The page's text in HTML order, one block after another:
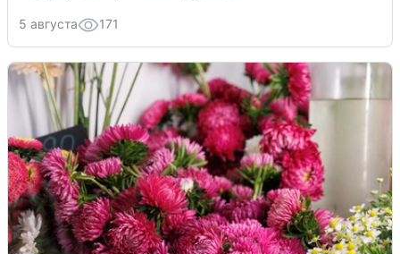
5 августа 171